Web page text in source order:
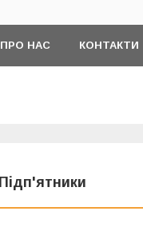
ПРО НАС КОНТАКТИ
Підп'ятники